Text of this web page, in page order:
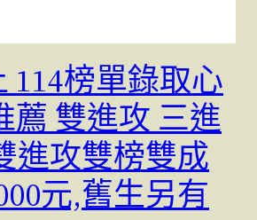
114榜單錄取心
薦 雙進攻 三進
進攻雙榜雙成
元,舊生另有